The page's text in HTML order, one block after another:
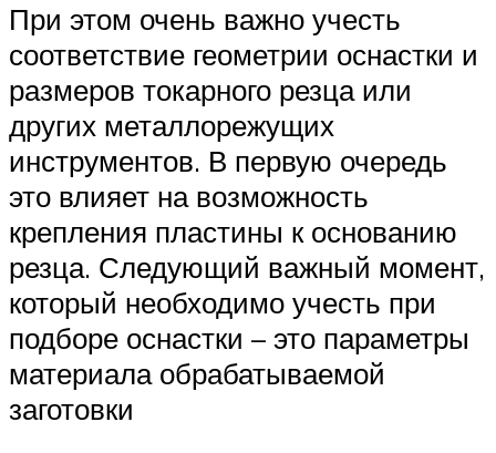
При этом очень важно учесть
соответствие геометрии оснастки и
размеров токарного резца или
других металлорежущих
инструментов. В первую очередь
это влияет на возможность
крепления пластины к основанию
резца. Следующий важный момент,
который необходимо учесть при
подборе оснастки – это параметры
материала обрабатываемой
заготовки